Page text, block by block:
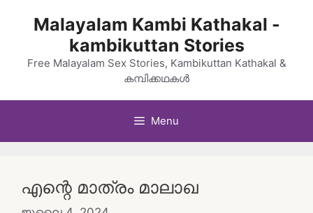
Malayalam Kambi Kathakal -
kambikuttan Stories
Free Malayalam Sex Stories, Kambikuttan Kathakal &
കമ്പിക്കഥകൾ
Menu
എന്റെ മാത്രം മാലാഖ